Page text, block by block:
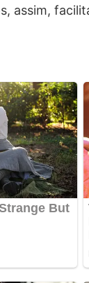
assim,